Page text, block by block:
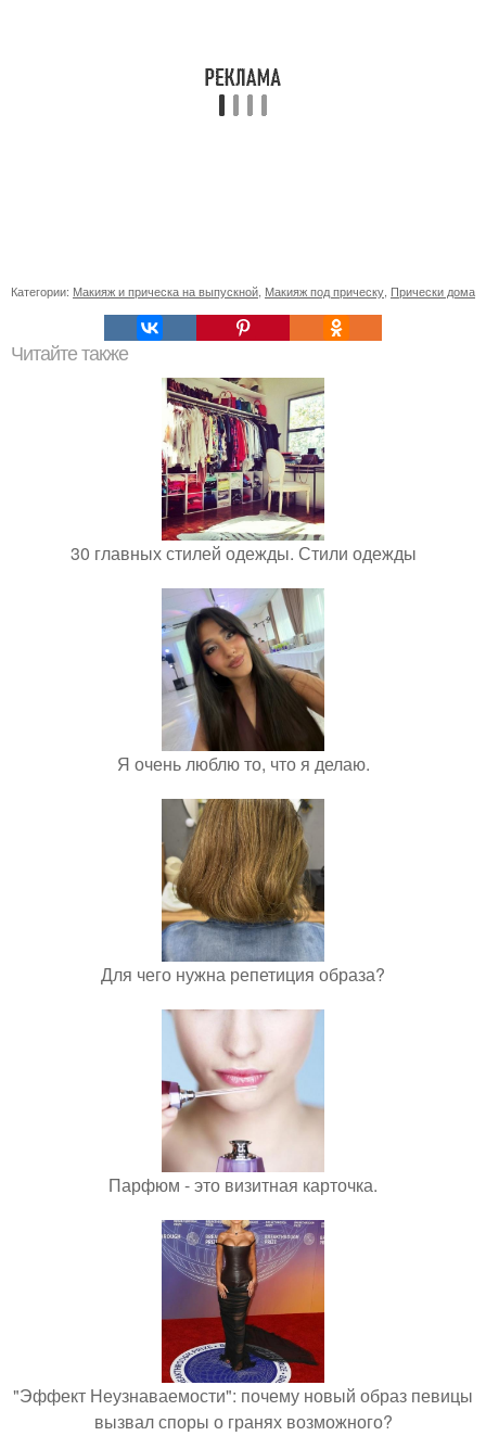
Категории: Макияж и прическа на выпускной Макияж под прическу Прически дома
Читайте также
30 главных стилей одежды. Стили одежды
Я очень люблю то, что я делаю.
Для чего нужна репетиция образа?
Парфюм - это визитная карточка.
"Эффект Неузнаваемости": почему новый образ певицы
вызвал споры о гранях возможного?